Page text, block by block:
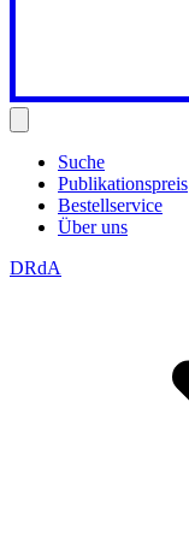
Suche
Publikationspreis
Bestellservice
Über uns
DRdA